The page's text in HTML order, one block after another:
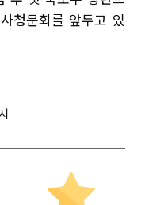
청문회를 앞두고 있